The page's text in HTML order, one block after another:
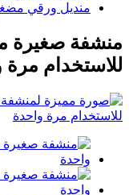
منديل ورقي
منشفة صغيرة
للاستخدام مرة